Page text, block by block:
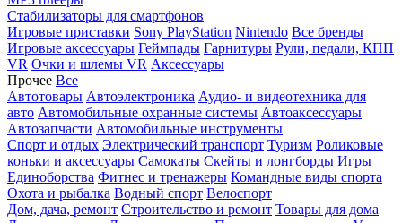
Стабилизаторы для смартфонов
Игровые приставки Sony PlayStation Nintendo Все бренды
Игровые аксессуары Геймпады Гарнитуры Рули, педали, КПП
VR Очки и шлемы VR Аксессуары
Прочее Все
Автотовары Автоэлектроника Аудио- и видеотехника для
авто Автомобильные охранные системы Автоаксессуары
Автозапчасти Автомобильные инструменты
Спорт и отдых Электрический транспорт Туризм Роликовые
коньки и аксессуары Самокаты Скейты и лонгборды Игры
Единоборства Фитнес и тренажеры Командные виды спорта
Охота и рыбалка Водный спорт Велоспорт
Дом, дача, ремонт Строительство и ремонт Товары для дома